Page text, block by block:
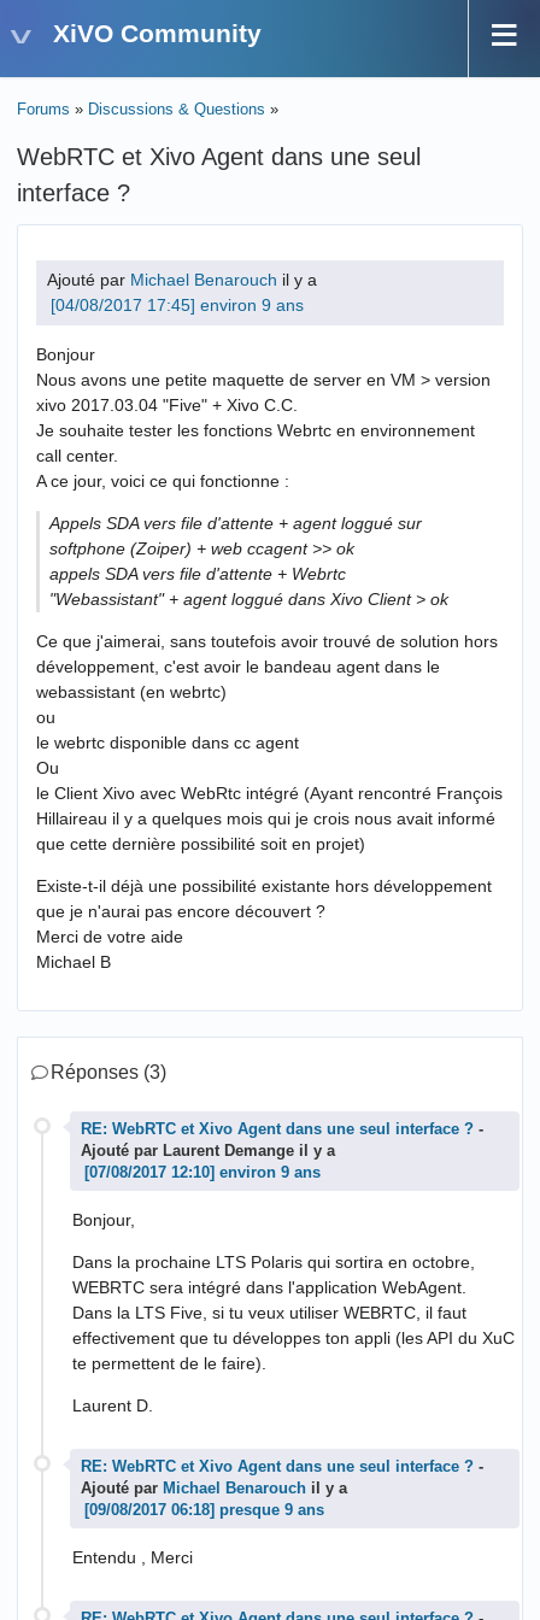
XiVO Community
Forums » Discussions & Questions »
WebRTC et Xivo Agent dans une seul
interface ?
Ajouté par Michael Benarouch il y a
environ 9 ans
Bonjour
Nous avons une petite maquette de server en VM > version
xivo 2017.03.04 "Five" + Xivo C.C.
Je souhaite tester les fonctions Webrtc en environnement
call center.
A ce jour, voici ce qui fonctionne :
Appels SDA vers file d'attente + agent loggué sur
softphone (Zoiper) + web ccagent >> ok
appels SDA vers file d'attente + Webrtc
"Webassistant" + agent loggué dans Xivo Client > ok
Ce que j'aimerai, sans toutefois avoir trouvé de solution hors
développement, c'est avoir le bandeau agent dans le
webassistant (en webrtc)
ou
le webrtc disponible dans cc agent
Ou
le Client Xivo avec WebRtc intégré (Ayant rencontré François
Hillaireau il y a quelques mois qui je crois nous avait informé
que cette dernière possibilité soit en projet)
Existe-t-il déjà une possibilité existante hors développement
que je n'aurai pas encore découvert ?
Merci de votre aide
Michael B
Réponses (3)
RE: WebRTC et Xivo Agent dans une seul interface ? -
Ajouté par Laurent Demange il y a
environ 9 ans
Bonjour,
Dans la prochaine LTS Polaris qui sortira en octobre,
WEBRTC sera intégré dans l'application WebAgent.
Dans la LTS Five, si tu veux utiliser WEBRTC, il faut
effectivement que tu développes ton appli (les API du XuC
te permettent de le faire).
Laurent D.
RE: WebRTC et Xivo Agent dans une seul interface ? -
Ajouté par Michael Benarouch il y a
presque 9 ans
Entendu , Merci